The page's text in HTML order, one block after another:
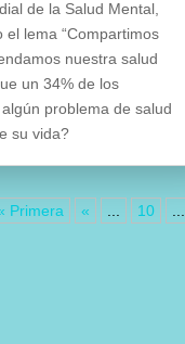
de la Salud Mental,
el lema “Compartimos
nuestra salud
un 34% de los
problema de salud
su vida?
Primera « ... 10 ...